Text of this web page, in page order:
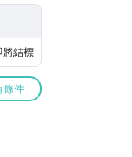
將結標
條件